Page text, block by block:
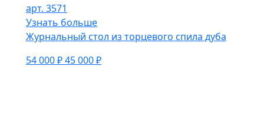
арт. 3571
Узнать больше
Журнальный стол из торцевого спила дуба
54 000 ₽45 000 ₽